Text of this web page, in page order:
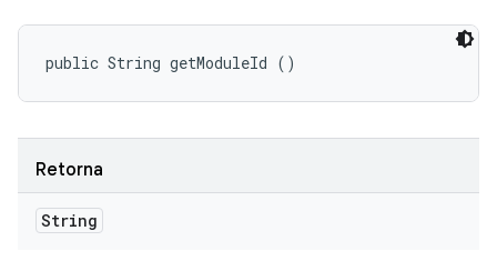
public String getModuleId ()
Retorna
String